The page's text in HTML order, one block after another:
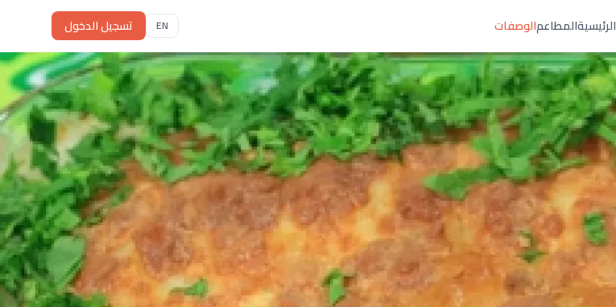
الرئيسيةالمطاعمالوصفات EN تسجيل الدخول